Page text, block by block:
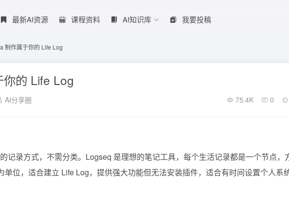
最新AI资源 课程资料 AI知识库 我要投稿
制作属于你的 Life Log
的 Life Log
AI分享圈 75.4K 0
记录方式，不需分类。Logseq 是理想的笔记工具，每个生活记录都是一个节点，
单位，适合建立 Life Log，提供强大功能但无法安装插件，适合有时间设置个人系